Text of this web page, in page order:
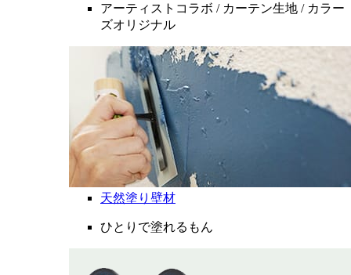
アーティストコラボ / カーテン生地 / カラー
ズオリジナル
天然塗り壁材
ひとりで塗れるもん